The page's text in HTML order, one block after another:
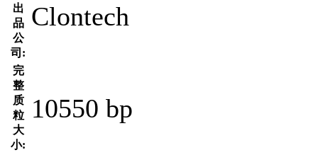
出
品
公
司:
Clontech
完
整
质
粒
大
小:
10550 bp